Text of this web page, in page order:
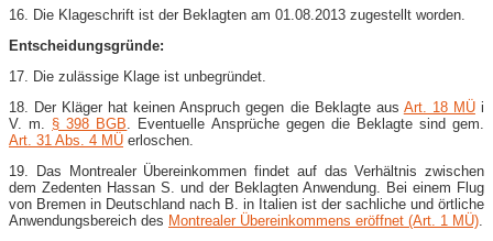
16. Die Klageschrift ist der Beklagten am 01.08.2013 zugestellt worden.
Entscheidungsgründe:
17. Die zulässige Klage ist unbegründet.
18. Der Kläger hat keinen Anspruch gegen die Beklagte aus Art. 18 MÜi
V. m. § 398 BGB . Eventuelle Ansprüche gegen die Beklagte sind gem.
Art. 31 Abs. 4 MÜ erloschen.
19. Das Montrealer Übereinkommen findet auf das Verhältnis zwischen
dem Zedenten Hassan S. und der Beklagten Anwendung. Bei einem Flug
von Bremen in Deutschland nach B. in Italien ist der sachliche und örtliche
Anwendungsbereich des Montrealer Übereinkommens eröffnet (Art. 1 MÜ)